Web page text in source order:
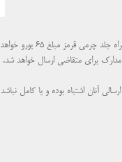
جلد چرمی
قرمز مبلغ
برای متقاضی ارسال خواهد شد.
آنان اشتباه بوده و یا کامل